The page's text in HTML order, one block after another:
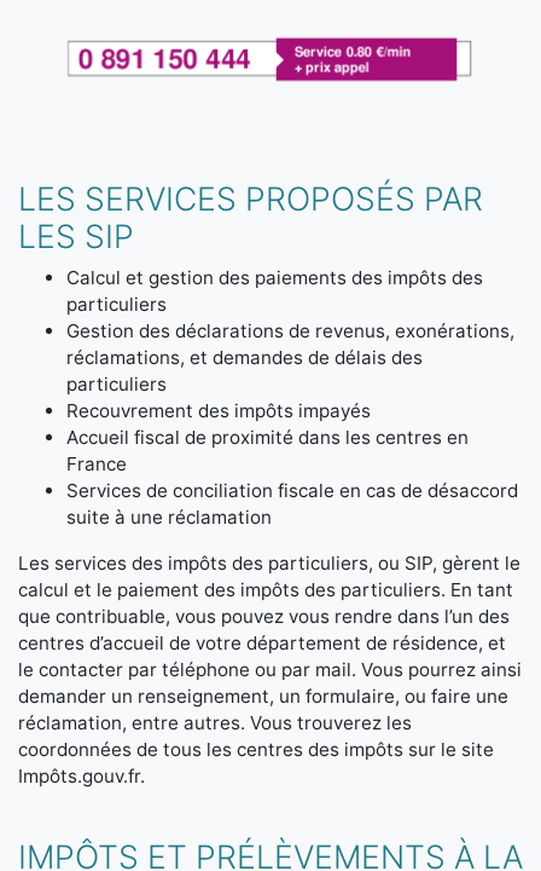
LES SERVICES PROPOSÉS PAR
LES SIP
Calcul et gestion des paiements des impôts des
particuliers
Gestion des déclarations de revenus, exonérations,
réclamations, et demandes de délais des
particuliers
Recouvrement des impôts impayés
Accueil fiscal de proximité dans les centres en
France
Services de conciliation fiscale en cas de désaccord
suite à une réclamation
Les services des impôts des particuliers, ou SIP, gèrent le
calcul et le paiement des impôts des particuliers. En tant
que contribuable, vous pouvez vous rendre dans l’un des
centres d’accueil de votre département de résidence, et
le contacter par téléphone ou par mail. Vous pourrez ainsi
demander un renseignement, un formulaire, ou faire une
réclamation, entre autres. Vous trouverez les
coordonnées de tous les centres des impôts sur le site
Impôts.gouv.fr.
IMPÔTS ET PRÉLÈVEMENTS À LA